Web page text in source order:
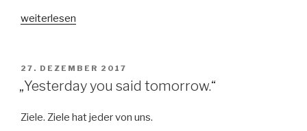
„Stop
in
people’s
who
weiterlesen
VERÖFFENTLICHT
AM
27. DEZEMBER 2017
„Yesterday you said tomorrow.“
Ziele. Ziele hat jeder von uns.